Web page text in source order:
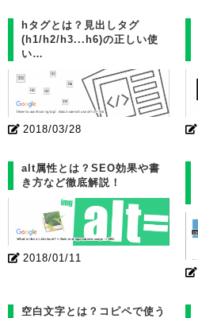
hタグとは？見出しタグ
(h1/h2/h3...h6)の正しい使
い…
2018/03/28
alt属性とは？SEO効果や書
き方など徹底解説！
2018/01/11
空白文字とは？コピペで使う